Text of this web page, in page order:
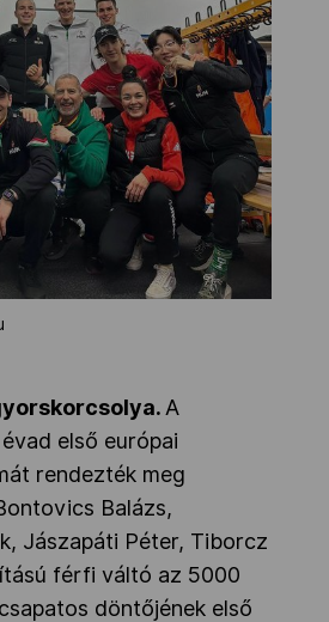
A
első európai
rendezték meg
Balázs,
Jászapáti Péter, Tiborcz
férfi váltó az 5000
döntőjének első